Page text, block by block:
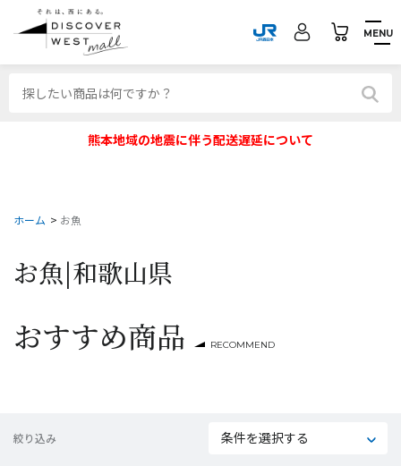
MENU
熊本地域の地震に伴う配送遅延について
ホーム > お魚
お魚|和歌山県
おすすめ商品 RECOMMEND
絞り込み 条件を選択する